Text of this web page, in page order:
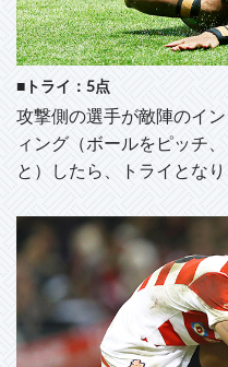
■トライ：5点
攻撃側の選手が敵陣のイ
ィング（ボールをピッチ
と）したら、トライとなり